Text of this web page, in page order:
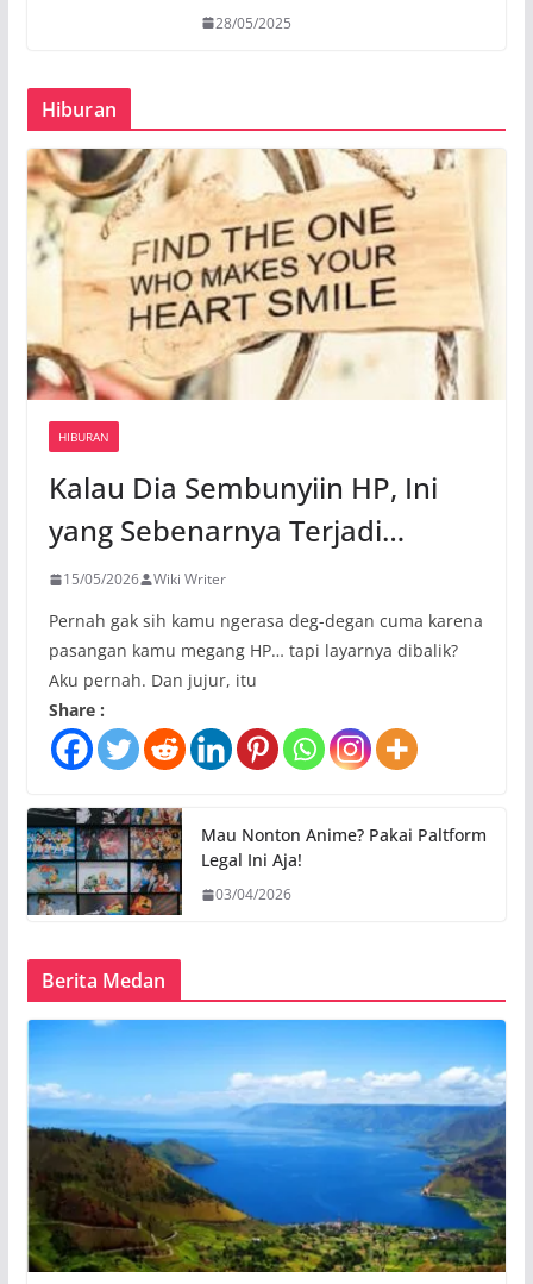
28/05/2025
Hiburan
HIBURAN
Kalau Dia Sembunyiin HP, Ini
yang Sebenarnya Terjadi…
15/05/2026 Wiki Writer
Pernah gak sih kamu ngerasa deg-degan cuma karena
pasangan kamu megang HP… tapi layarnya dibalik?
Aku pernah. Dan jujur, itu
Share :
Mau Nonton Anime? Pakai Paltform
Legal Ini Aja!
03/04/2026
Berita Medan